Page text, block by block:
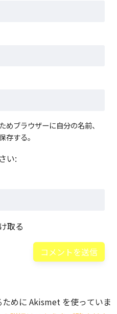
ブラウザーに自分の名前、
存する。
い:
取る
めに Akismet を使っていま